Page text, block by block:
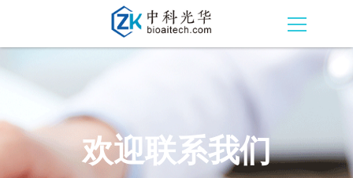
欢迎联系我们